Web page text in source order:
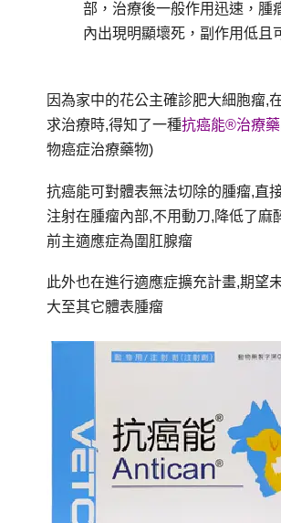
部，治療後一般作用迅速，腫
內出現明顯壞死，副作用低且
因為家中的花公主確診肥大細胞瘤,
求治療時,得知了一種抗癌能®治療
物癌症治療藥物)
抗癌能可對體表無法切除的腫瘤,直
注射在腫瘤內部,不用動刀,降低了麻
前主適應症為圍肛腺瘤
此外也在進行適應症擴充計畫,期望
大至其它體表腫瘤